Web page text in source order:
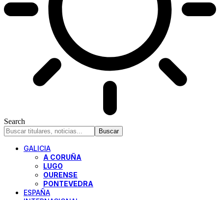
Search
GALICIA
A CORUÑA
LUGO
OURENSE
PONTEVEDRA
ESPAÑA